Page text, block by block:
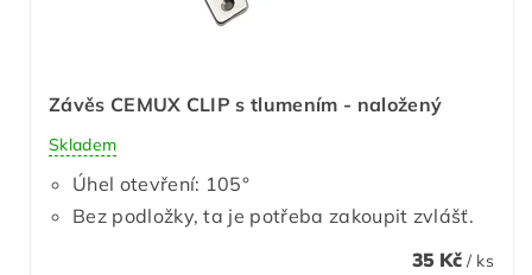
Závěs CEMUX CLIP s tlumením - naložený
Skladem
Úhel otevření: 105°
Bez podložky, ta je potřeba zakoupit zvlášť.
35 Kč / ks